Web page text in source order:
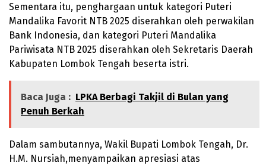
Sementara itu, penghargaan untuk kategori Puteri
Mandalika Favorit NTB 2025 diserahkan oleh perwakilan
Bank Indonesia, dan kategori Puteri Mandalika
Pariwisata NTB 2025 diserahkan oleh Sekretaris Daerah
Kabupaten Lombok Tengah beserta istri.
Baca Juga : LPKA Berbagi Takjil di Bulan yang
Penuh Berkah
Dalam sambutannya, Wakil Bupati Lombok Tengah, Dr.
H.M. Nursiah,menyampaikan apresiasi atas